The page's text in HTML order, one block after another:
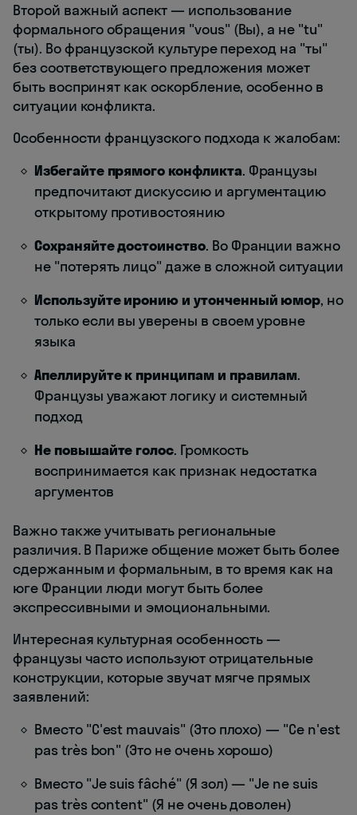
Второй важный аспект — использование
формального обращения "vous" (Вы), а не "tu"
(ты). Во французской культуре переход на "ты"
без соответствующего предложения может
быть воспринят как оскорбление, особенно в
ситуации конфликта.
Особенности французского подхода к жалобам:
Избегайте прямого конфликта. Французы
предпочитают дискуссию и аргументацию
открытому противостоянию
Сохраняйте достоинство. Во Франции важно
не "потерять лицо" даже в сложной ситуации
Используйте иронию и утонченный юмор, но
только если вы уверены в своем уровне
языка
Апеллируйте к принципам и правилам.
Французы уважают логику и системный
подход
Не повышайте голос. Громкость
воспринимается как признак недостатка
аргументов
Важно также учитывать региональные
различия. В Париже общение может быть более
сдержанным и формальным, в то время как на
юге Франции люди могут быть более
экспрессивными и эмоциональными.
Интересная культурная особенность —
французы часто используют отрицательные
конструкции, которые звучат мягче прямых
заявлений:
Вместо "C'est mauvais" (Это плохо) — "Ce n'est
pas très bon" (Это не очень хорошо)
Вместо "Je suis fâché" (Я зол) — "Je ne suis
pas très content" (Я не очень доволен)